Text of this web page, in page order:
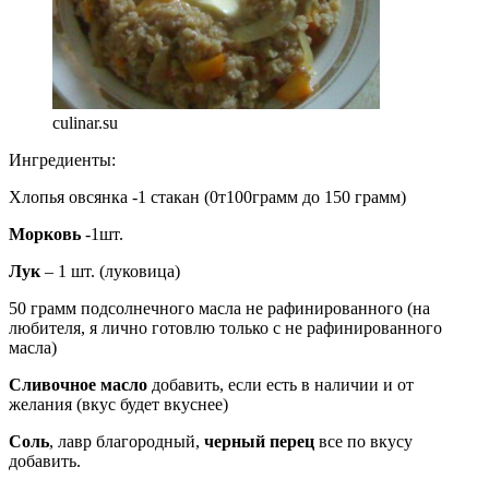
culinar.su
Ингредиенты:
Хлопья овсянка -1 стакан (0т100грамм до 150 грамм)
Морковь -1шт.
Лук – 1 шт. (луковица)
50 грамм подсолнечного масла не рафинированного (на
любителя, я лично готовлю только с не рафинированного
масла)
Сливочное масло добавить, если есть в наличии и от
желания (вкус будет вкуснее)
Соль, лавр благородный, черный перец все по вкусу
добавить.